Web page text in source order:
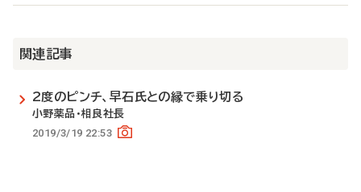
関連記事
2度のピンチ、早石氏との縁で乗り切る
小野薬品・相良社長
2019/3/19 22:53